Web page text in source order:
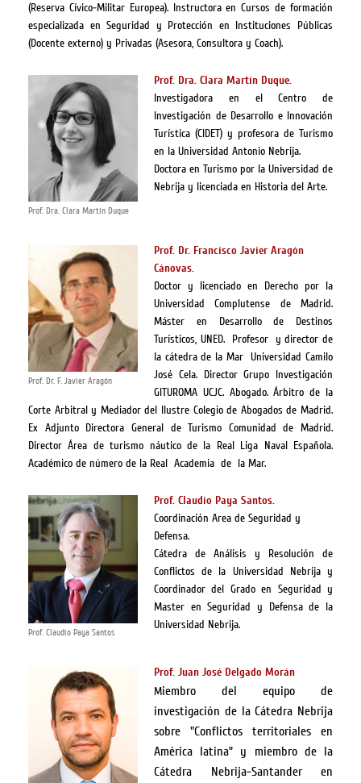
(Reserva Cívico-Militar Europea). Instructora en Cursos de formación
especializada en Seguridad y Protección en Instituciones Públicas
(Docente externo) y Privadas (Asesora, Consultora y Coach).
Prof. Dra. Clara Martín Duque
Prof. Dra. Clara Martín Duque.
Investigadora en el Centro de
Investigación de Desarrollo e Innovación
Turística (CIDET) y profesora de Turismo
en la Universidad Antonio Nebrija.
Doctora en Turismo por la Universidad de
Nebrija y licenciada en Historia del Arte.
Prof. Dr. F. Javier Aragón
Prof. Dr. Francisco Javier Aragón
Cánovas.
Doctor y licenciado en Derecho por la
Universidad Complutense de Madrid.
Máster en Desarrollo de Destinos
Turísticos, UNED. Profesor y director de
la cátedra de la Mar Universidad Camilo
José Cela. Director Grupo Investigación
GITUROMA UCJC. Abogado. Árbitro de la
Corte Arbitral y Mediador del Ilustre Colegio de Abogados de Madrid.
Ex Adjunto Directora General de Turismo Comunidad de Madrid.
Director Área de turismo náutico de la Real Liga Naval Española.
Académico de número de la Real Academia de la Mar.
Prof. Claudio Paya Santos
Prof. Claudio Paya Santos.
Coordinación Area de Seguridad y
Defensa.
Cátedra de Análisis y Resolución de
Conflictos de la Universidad Nebrija y
Coordinador del Grado en Seguridad y
Master en Seguridad y Defensa de la
Universidad Nebrija.
Prof. Juan José Delgado Morán
Miembro del equipo de
investigación de la Cátedra Nebrija
sobre "Conflictos territoriales en
América latina” y miembro de la
Cátedra Nebrija-Santander en